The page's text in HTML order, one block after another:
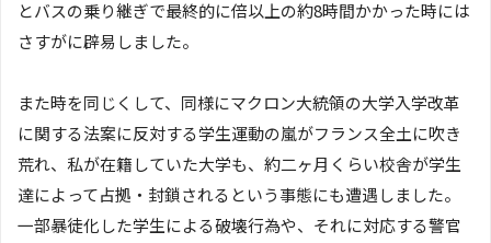
とバスの乗り継ぎで最終的に倍以上の約8時間かかった時には
さすがに辟易しました。
また時を同じくして、同様にマクロン大統領の大学入学改革
に関する法案に反対する学生運動の嵐がフランス全土に吹き
荒れ、私が在籍していた大学も、約二ヶ月くらい校舎が学生
達によって占拠・封鎖されるという事態にも遭遇しました。
一部暴徒化した学生による破壊行為や、それに対応する警官